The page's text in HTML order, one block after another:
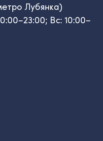
Лубянка)
Вс: 10:00–